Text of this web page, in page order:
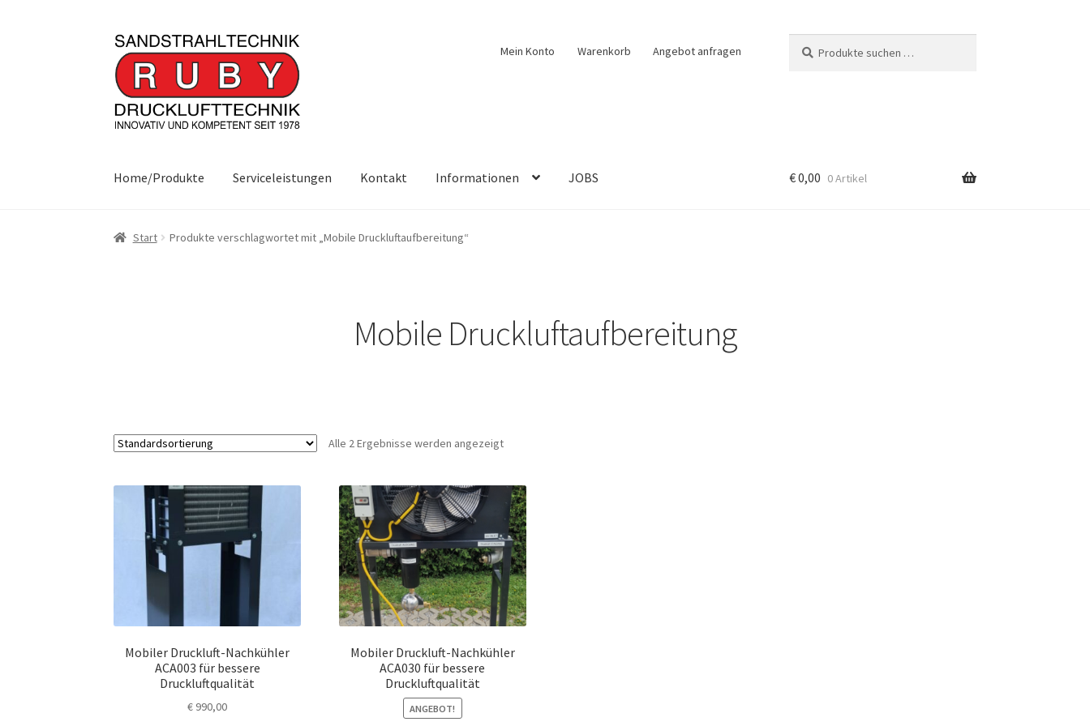
Zur
Navigation
springen
Zum
Inhalt
springen
Mein Konto Warenkorb Angebot anfragen
nach:
Home/Produkte Serviceleistungen Kontakt Informationen JOBS €0,00 0 Artikel
Start Produkte verschlagwortet mit „Mobile Druckluftaufbereitung“
Mobile Druckluftaufbereitung
Alle 2 Ergebnisse werden angezeigt
Mobiler Druckluft-Nachkühler
ACA003 für bessere
Druckluftqualität
€ 990,00
Mobiler Druckluft-Nachkühler
ACA030 für bessere
Druckluftqualität
ANGEBOT!